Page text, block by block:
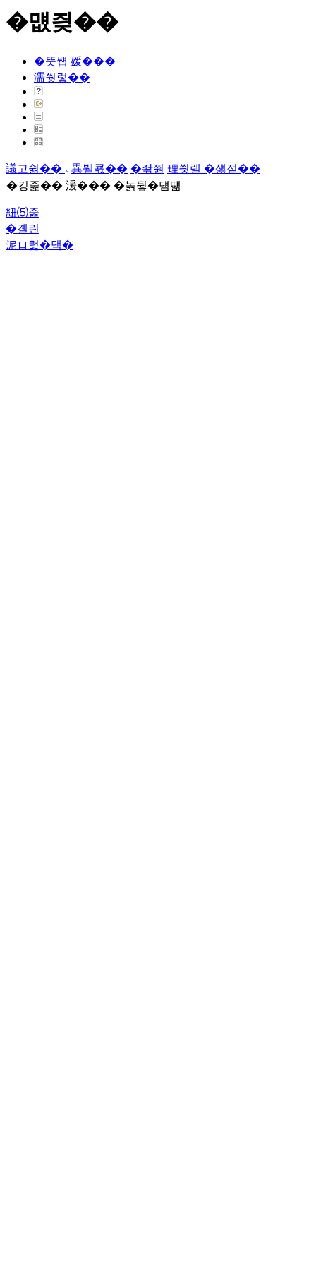
�먮즺��
�뚯썝 媛���
濡쒓렇��
議고쉶�� 異붿쿇�� �좎쭨 理쒓렐 �섏젙��
�깅줉�� 湲��� �놁뒿�덈떎
紐⑸줉
�곌린
泥ロ럹�댁�